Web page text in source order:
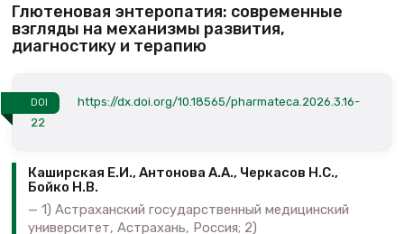
Глютеновая энтеропатия: современные
взгляды на механизмы развития,
диагностику и терапию
DOI
https://dx.doi.org/10.18565/pharmateca.2026.3.16-
22
Каширская Е.И., Антонова А.А., Черкасов Н.С.,
Бойко Н.В.
1) Астраханский государственный медицинский
университет, Астрахань, Россия; 2)